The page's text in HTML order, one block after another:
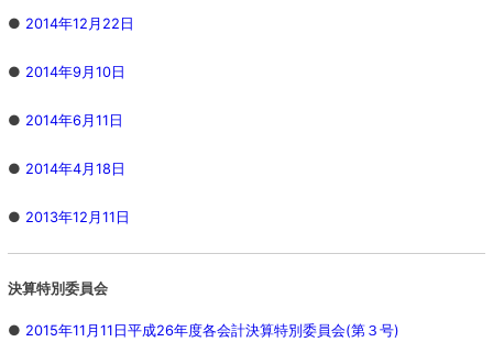
● 2014年12月22日
● 2014年9月10日
● 2014年6月11日
● 2014年4月18日
● 2013年12月11日
決算特別委員会
● 2015年11月11日平成26年度各会計決算特別委員会(第３号)